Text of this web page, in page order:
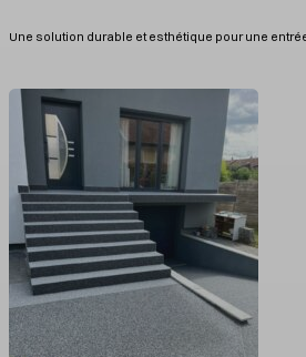
Une solution durable et esthétique pour une